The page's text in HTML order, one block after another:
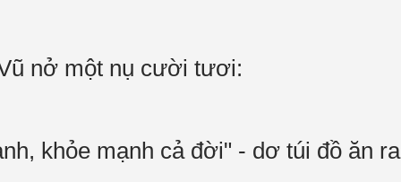
nở một nụ cười tươi:
khỏe mạnh cả đời" - dơ túi đồ ăn ra